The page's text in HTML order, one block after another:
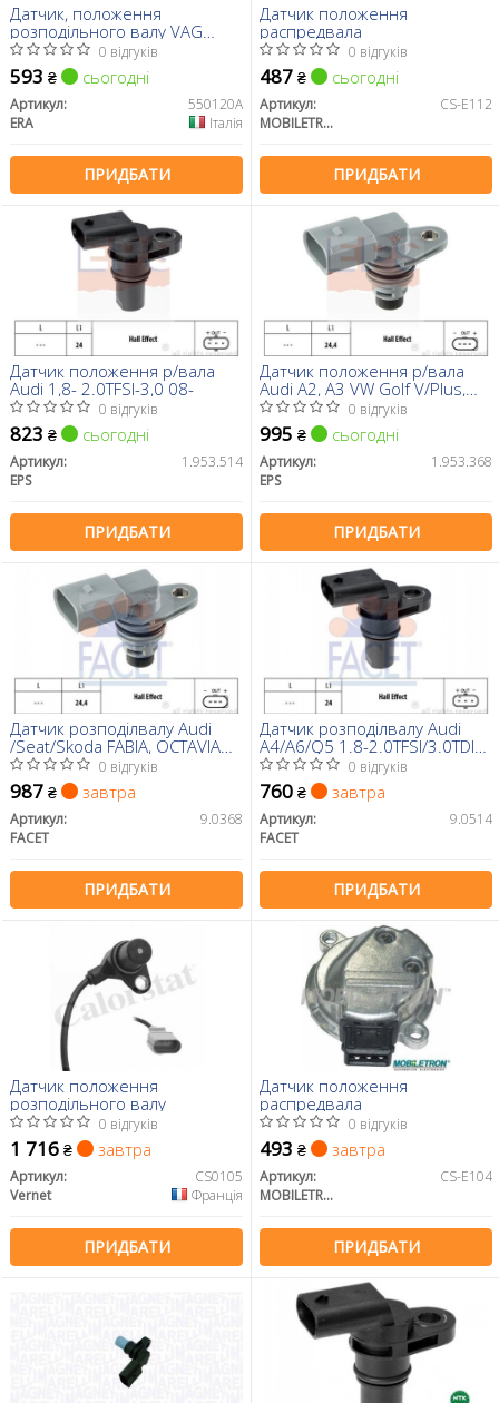
Датчик, положення
розподільного валу VAG
(вир-во ERA)0 відгуків
593 ₴ сьогодні
Артикул:
550120A
ERA
Італія
ПРИДБАТИ
Датчик положення
распредвала
0 відгуків
487 ₴ сьогодні
Артикул:
CS-E112
MOBILETRON
ПРИДБАТИ
Датчик положення р/вала
Audi 1,8- 2.0TFSI-3,0 08-
0 відгуків
823 ₴ сьогодні
Артикул:
1.953.514
EPS
ПРИДБАТИ
Датчик положення р/вала
Audi A2, A3 VW Golf V/Plus,
Jetta III 1.4TSI, 1.6FSI 02-
0 відгуків
995 ₴ сьогодні
Артикул:
1.953.368
EPS
ПРИДБАТИ
Датчик розподілвалу Audi
/Seat/Skoda FABIA, OCTAVIA
1.0-3.6, 95- 0 відгуків
987 ₴ завтра
Артикул:
9.0368
FACET
ПРИДБАТИ
Датчик розподілвалу Audi
A4/A6/Q5 1.8-2.0TFSI/3.0TDI
08-
0 відгуків
760 ₴ завтра
Артикул:
9.0514
FACET
ПРИДБАТИ
Датчик положення
розподільного валу
0 відгуків
1 716 ₴ завтра
Артикул:
CS0105
Vernet
Франція
ПРИДБАТИ
Датчик положення
распредвала
0 відгуків
493 ₴ завтра
Артикул:
CS-E104
MOBILETRON
ПРИДБАТИ